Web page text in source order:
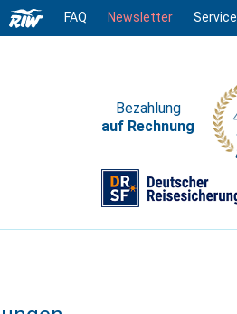
FAQ Newsletter Service
Bezahlung
auf Rechnung